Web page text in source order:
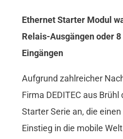
Ethernet Starter Modul
Relais-Ausgängen oder
Eingängen
Aufgrund zahlreicher
Firma DEDITEC aus
Starter Serie an, die
Einstieg in die mobile